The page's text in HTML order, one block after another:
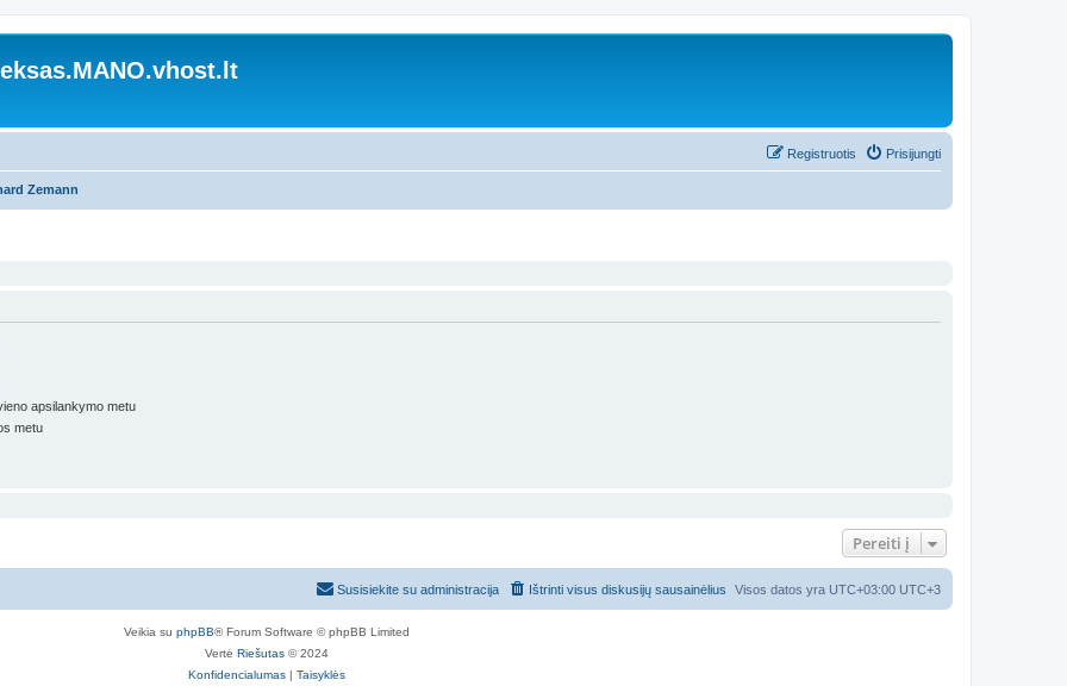
Prisijungti
Registruotis
Zemann
apsilankymo metu
metu
Pereiti į
Visos datos yra UTC+03:00 UTC+3
Ištrinti visus diskusijų sausainėlius
Susisiekite su administracija
Veikia su phpBB® Forum Software © phpBB Limited
Vertė Riešutas © 2024
Konfidencialumas | Taisyklės